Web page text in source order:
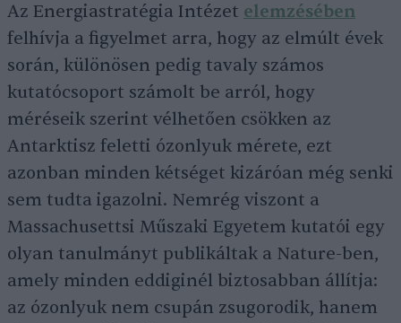
Az Energiastratégia Intézet elemzésében
felhívja a figyelmet arra, hogy az elmúlt évek
során, különösen pedig tavaly számos
kutatócsoport számolt be arról, hogy
méréseik szerint vélhetően csökken az
Antarktisz feletti ózonlyuk mérete, ezt
azonban minden kétséget kizáróan még senki
sem tudta igazolni. Nemrég viszont a
Massachusettsi Műszaki Egyetem kutatói egy
olyan tanulmányt publikáltak a Nature-ben,
amely minden eddiginél biztosabban állítja:
az ózonlyuk nem csupán zsugorodik, hanem